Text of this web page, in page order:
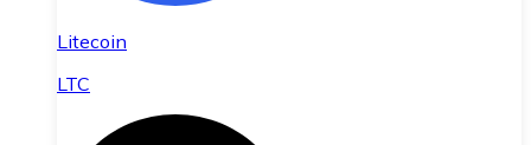
Litecoin
LTC